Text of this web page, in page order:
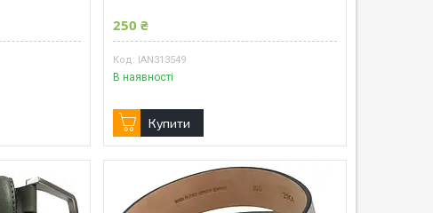
250 ₴
IAN313549
В наявності
Купити